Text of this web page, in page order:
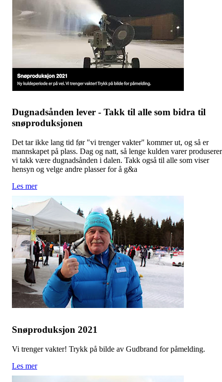
Dugnadsånden lever - Takk til alle som bidra til
snøproduksjonen
Det tar ikke lang tid før "vi trenger vakter" kommer ut, og så er
mannskapet på plass. Dag og natt, så lenge kulden varer produserer
vi takk være dugnadsånden i dalen. Takk også til alle som viser
hensyn og velge andre plasser for å g&a
Les mer
Snøproduksjon 2021
Vi trenger vakter! Trykk på bilde av Gudbrand for påmelding.
Les mer